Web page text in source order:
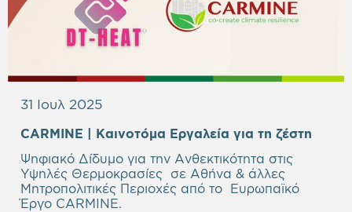
31 Ιουλ 2025
CARMINE
Καινοτόμα Εργαλεία για τη ζέστη
Ψηφιακό Δίδυμο για την Ανθεκτικότητα στις
Υψηλές Θερμοκρασίες σε Αθήνα & άλλες
Μητροπολιτικές Περιοχές από το Ευρωπαϊκό
Έργο CARMINE.